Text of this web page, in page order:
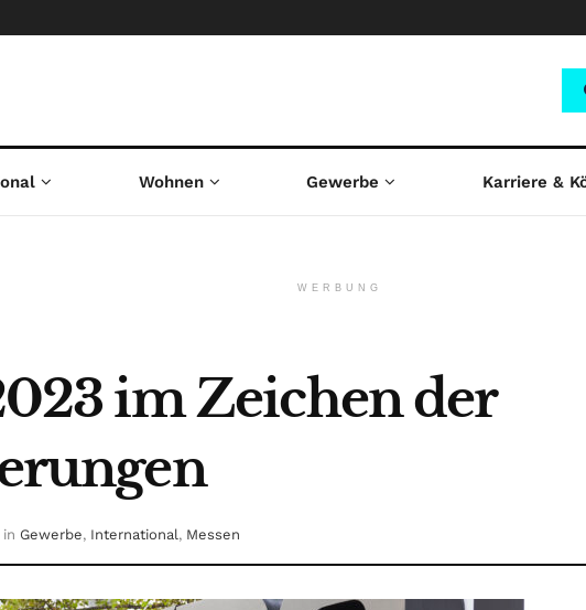
Wohnen Gewerbe Karriere &
WERBUNG
im Zeichen der
in Gewerbe, International, Messen